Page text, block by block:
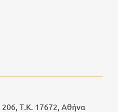
Τ.Κ. 17672, Αθήνα